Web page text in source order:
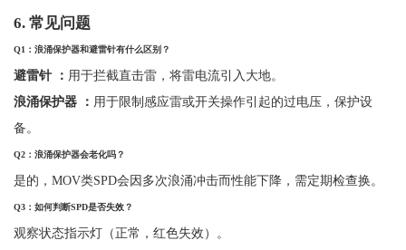
6. 常见问题
Q1 ：浪涌保护器和避雷针有什么区别？
避雷针 ： 用于拦截直击雷，将雷电流引入大地。
浪涌保护器
： 用于限制感应雷或开关操作引起的过电压，保护设
备。
Q2：浪涌保护器会老化吗？
是的， MOV类SPD会因多次浪涌冲击而性能下降，需定期检查换。
Q3：如何判断SPD是否失效？
观察状态指示灯（正常，红色失效）。